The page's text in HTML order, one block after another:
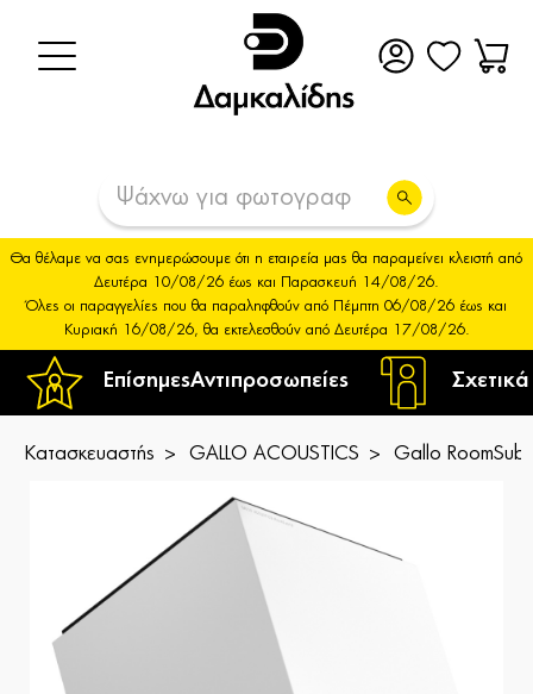
ΕπίσημεςΑντιπροσωπείες
Θα θέλαμε να σας ενημερώσουμε ότι η εταιρεία μας θα παραμείνει κλειστή από
Δευτέρα 10/08/26 έως και Παρασκευή 14/08/26.
Όλες οι παραγγελίες που θα παραληφθούν από Πέμπτη 06/08/26 έως και
Κυριακή 16/08/26, θα εκτελεσθούν από Δευτέρα 17/08/26.
Κατασκευαστής GALLO ACOUSTICS Gallo